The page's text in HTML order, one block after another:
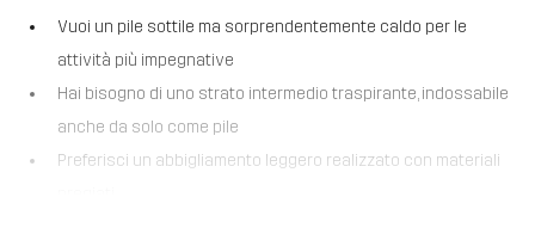
Vuoi un pile sottile ma sorprendentemente caldo per le
attività più impegnative
Hai bisogno di uno strato intermedio traspirante, indossabile
anche da solo come pile
Preferisci un abbigliamento leggero realizzato con materiali